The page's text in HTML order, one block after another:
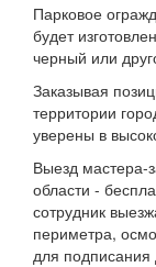
Парковое
будет
черный или
Заказывая
территории
уверены в
Выезд мастера-
области -
сотрудник
периметра,
для подписания